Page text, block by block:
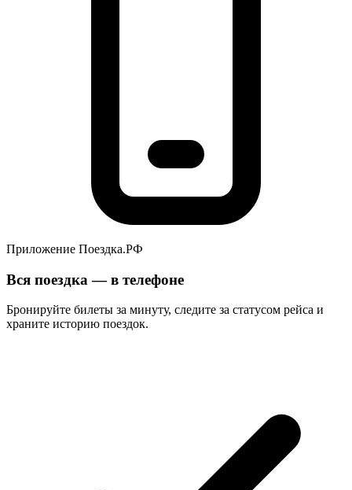
Приложение Поездка.РФ
Вся поездка — в телефоне
Бронируйте билеты за минуту, следите за статусом рейса и
храните историю поездок.